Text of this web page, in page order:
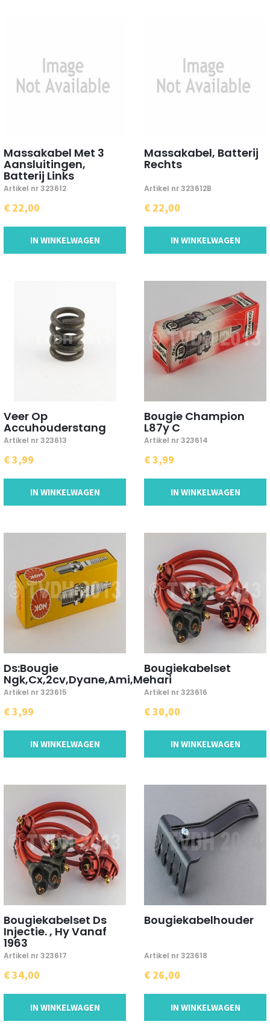
Massakabel Met 3
Aansluitingen,
Batterij Links
Artikel nr 323612
€ 22,00
IN WINKELWAGEN
Massakabel, Batterij
Rechts
Artikel nr 323612B
€ 22,00
IN WINKELWAGEN
Veer Op
Accuhouderstang
Artikel nr 323613
€ 3,99
IN WINKELWAGEN
Bougie Champion
L87y C
Artikel nr 323614
€ 3,99
IN WINKELWAGEN
Ds:Bougie
Ngk,Cx,2cv,Dyane,Ami,Mehari
Artikel nr 323615
€ 3,99
IN WINKELWAGEN
Bougiekabelset
Artikel nr 323616
€ 30,00
IN WINKELWAGEN
Bougiekabelset Ds
Injectie. , Hy Vanaf
1963
Artikel nr 323617
€ 34,00
IN WINKELWAGEN
Bougiekabelhouder
Artikel nr 323618
€ 26,00
IN WINKELWAGEN